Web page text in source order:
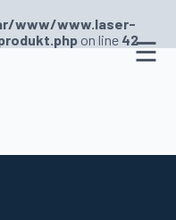
www/www.laser-
on line 42☰